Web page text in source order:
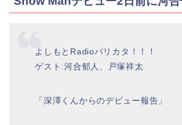
よしもとRadioバリカタ！！！
ゲスト:河合郁人、戸塚祥太
「深澤くんからのデビュー報告」